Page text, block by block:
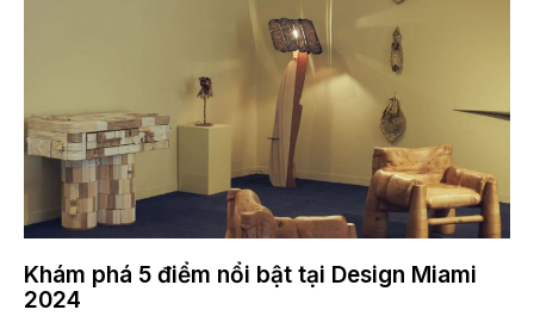
Khám phá 5 điểm nổi bật tại Design Miami
2024